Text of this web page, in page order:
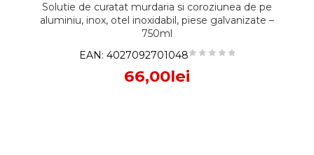
Solutie de curatat murdaria si coroziunea de pe
aluminiu, inox, otel inoxidabil, piese galvanizate –
750ml
EAN: 4027092701048
66,00lei